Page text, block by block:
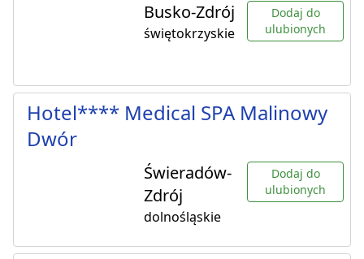
Busko-Zdrój
świętokrzyskie
Dodaj do
ulubionych
Hotel**** Medical SPA Malinowy
Dwór
Świeradów-
Zdrój
dolnośląskie
Dodaj do
ulubionych